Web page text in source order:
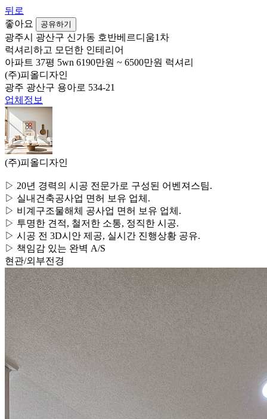
뒤로
좋아요
공유하기
광주시 광산구 신가동 호반베르디움1차
럭셔리하고 모던한 인테리어
아파트 37평 5wn 6190만원 ~ 6500만원 럭셔리
(주)피올디자인
광주 광산구 용아로 534-21
업체정보
(주)피올디자인
▷ 20년 경력의 시공 전문가로 구성된 어벤져스팀.
▷ 실내건축공사업 면허 보유 업체.
▷ 비계구조물해체 공사업 면허 보유 업체.
▷ 투명한 견적, 철저한 소통, 정직한 시공.
▷ 시공 전 3D시안 제공, 실시간 진행상황 공유.
▷ 책임감 있는 완벽 A/S
현관/외부전경